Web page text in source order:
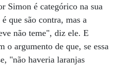
Simon é categórico na sua
que são contra, mas a
não teme", diz ele. E
o argumento de que, se essa
"não haveria laranjas